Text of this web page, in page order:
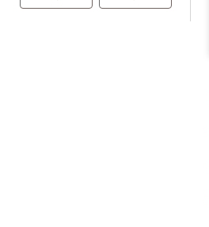
￥63~ （税込）